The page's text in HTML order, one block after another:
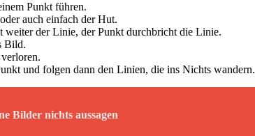
Punkt führen.
auch einfach der Hut.
weiter der Linie, der Punkt durchbricht die Linie.
Bild.
und folgen dann den Linien, die ins Nichts wandern.
Bilder nichts aussagen